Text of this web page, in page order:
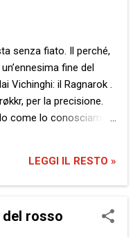
una reciproca
va tenuta in alto,
senza fiato. Il perché,
fine del
Vichinghi: il Ragnarok .
per la precisione.
come lo conosciamo.
Qui si sogna,
si spera, che rende più
società moderna.
Iphone sempre nuovi
LEGGI IL RESTO »
rosso